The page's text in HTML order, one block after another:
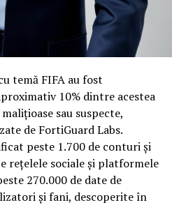
oaspeților cere
obișnuită, o cameră de hotel
intensă: oaspeți diferiți,
zilnică, uneori mai multe
săptămână. Această
pune presiune reală pe
este printre primele
ales în zona din jurul
temă FIFA au fost
10% dintre acestea
sau suspecte,
de FortiGuard Labs.
peste 1.700 de conturi și
rețelele sociale și platformele
270.000 de date de
și fani, descoperite în